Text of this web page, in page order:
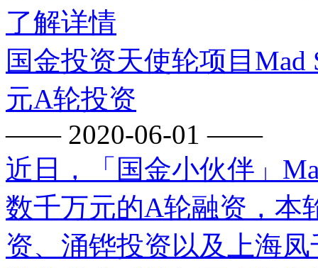
了解详情
国金投资天使轮项目Mad
元A轮投资
—— 2020-06-01 ——
近日，「国金小伙伴」
数千万元的A轮融资，本
资、涌铧投资以及上海凤